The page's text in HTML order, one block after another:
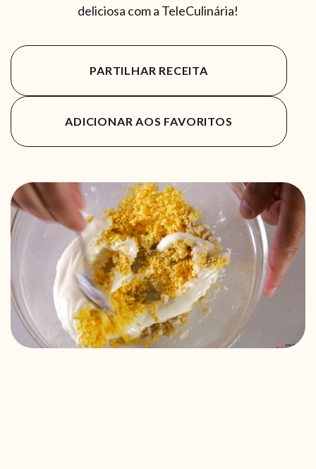
deliciosa com a TeleCulinária!
PARTILHAR RECEITA
ADICIONAR AOS FAVORITOS